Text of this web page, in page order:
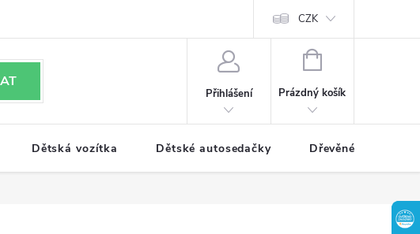
CZK
Přihlášení
NÁKUPNÍ
Prázdný košík
Dětská vozítka Dětské autosedačky Dřevěné hračky